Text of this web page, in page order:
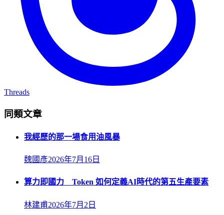
Threads
同類文章
我經歷的那一場食用油風暴
魏國彥2026年7月16日
算力即國力 Token 如何定義AI時代的第五生產要素
林建甫2026年7月2日